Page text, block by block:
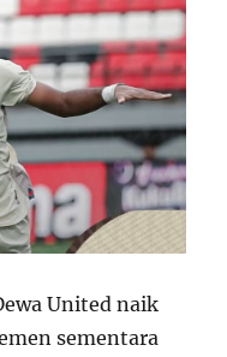
United naik
sementara